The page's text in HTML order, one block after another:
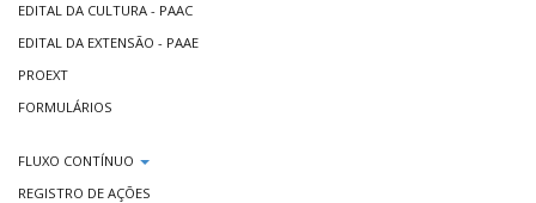
EDITAL DA CULTURA - PAAC
EDITAL DA EXTENSÃO - PAAE
PROEXT
FORMULÁRIOS
FLUXO CONTÍNUO
REGISTRO DE AÇÕES